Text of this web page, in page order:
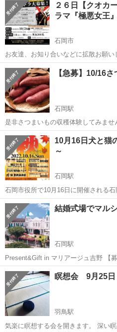
２６日【クオカ
ラマ『極悪女王
石岡市
お友達、お知り合いなどに拡散お願いします。 内容をご
募ください。 試し応募はNGです。 拡散・シェアお願いします。 お友
達・ご家族などと一緒にご参加ください。 映画『凶悪』、『
番悪い...
茨城 石岡市 その他 エキス
【急募】10/16
石岡駅
是非さつまいもの収穫体験してみま
ます！ 【場所】 茨城県石岡市柿岡(消
12:00 【服装•持ち物】 ・動きやすく
畑で動ける...
茨城 石岡市 石岡駅 その他
10月16日犬と猫
～
石岡駅
石岡市役所で10月16日に開催される
です。 可愛いわんにゃんがあなたと
日はキッチンカーや物販、動物指導セ
り、色々楽しめます。 どう...
茨城 石岡市 石岡駅
結婚式場でマル
石岡駅
Present&Gift in マリアージュ吉野 【
販 42店舗 1枠/4000円 ワーキョ
屋根付き・ポーチ（野外）4店舗 1枠/
茨城 石岡市 石岡駅 その他
瞑想会 9月25日
羽鳥駅
気楽に瞑想する会を開きます。 深い